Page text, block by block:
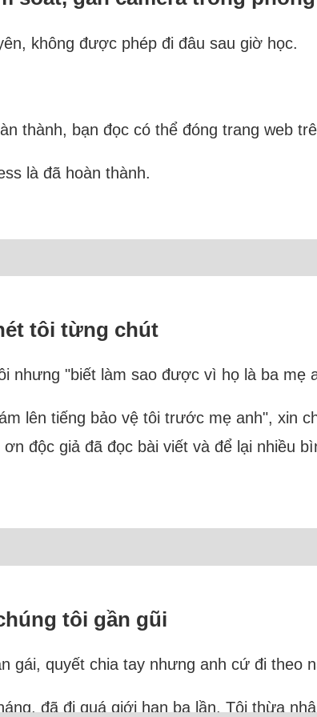
không được phép đi đâu sau giờ học.
thành, bạn đọc có thể đóng trang web
là đã hoàn thành.
tôi từng chút
nhưng "biết làm sao được vì họ là ba mẹ
lên tiếng bảo vệ tôi trước mẹ anh", xin
độc giả đã đọc bài viết và để lại nhiều
tôi gần gũi
gái, quyết chia tay nhưng anh cứ đi theo
đã đi quá giới hạn ba lần. Tôi thừa